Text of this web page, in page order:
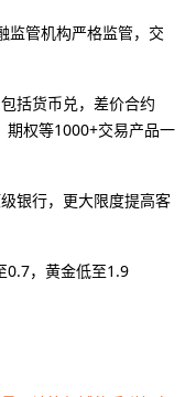
监管机构严格监管，交
括货币兑，差价合约
期权等1000+交易产品一
银行，更大限度提高客
0.7，黄金低至1.9